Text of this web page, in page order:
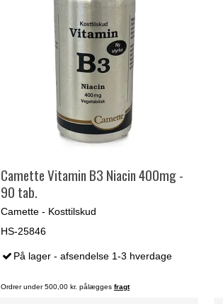
Camette Vitamin B3 Niacin 400mg -
90 tab.
Camette - Kosttilskud
HS-25846
På lager - afsendelse 1-3 hverdage
Ordrer under 500,00 kr. pålægges fragt